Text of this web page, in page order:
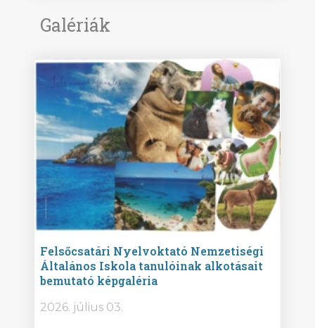
Galériák
Felsőcsatári Nyelvoktató Nemzetiségi
Általános Iskola tanulóinak alkotásait
bemutató képgaléria
2026. július 03.